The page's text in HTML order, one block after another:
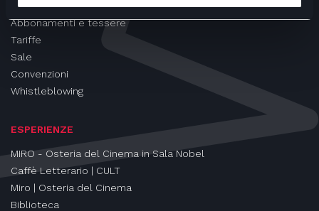
Eventi e Rassegne
Abbonamenti e tessere
Tariffe
Sale
Convenzioni
Whistleblowing
ESPERIENZE
MIRO - Osteria del Cinema in Sala Nobel
Caffè Letterario | CULT
Miro | Osteria del Cinema
Biblioteca